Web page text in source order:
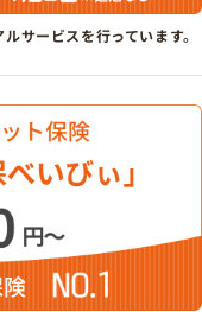
サービスを行っています。